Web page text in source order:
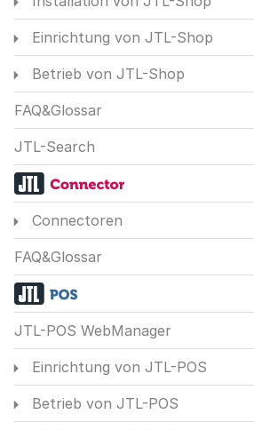
Einrichtung von JTL-Shop
Betrieb von JTL-Shop
FAQ&Glossar
JTL-Search
Connectoren
FAQ&Glossar
JTL-POS WebManager
Einrichtung von JTL-POS
Betrieb von JTL-POS